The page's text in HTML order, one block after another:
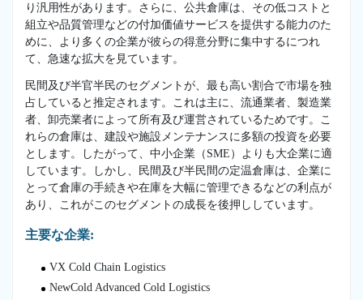
り汎用性があります。さらに、公共倉庫は、その低コストと
組立や品質管理などの付加価値サービスを提供する能力のた
めに、より多くの企業が彼らの得意分野に集中するにつれ
て、急速な拡大を見ています。
民間及び半官半民のセグメントが、最も高い割合で市場を独
占していると推定されます。これは主に、流通業者、製造業
者、卸売業者によって所有及び運営されているためです。こ
れらの倉庫は、建設や施設メンテナンスに多額の投資を必要
とします。したがって、中小企業（SME）よりも大企業に適
しています。しかし、民間及び半民間の定温倉庫は、企業に
とって倉庫の手続きや在庫を大幅に管理できるなどの利点が
あり、これがこのセグメントの成長を後押ししています。
主要な企業:
VX Cold Chain Logistics
NewCold Advanced Cold Logistics